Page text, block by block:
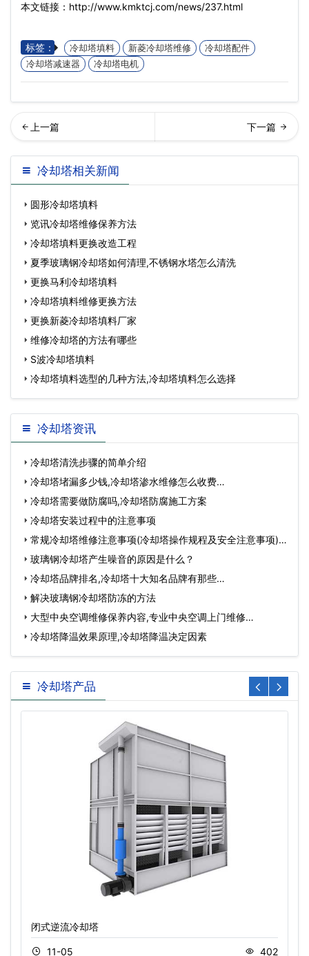
本文链接：http://www.kmktcj.com/news/237.html
标签： 冷却塔填料 新菱冷却塔维修
冷却塔配件
冷却塔减速器
冷却塔电机
季玻璃钢冷却塔如何清理,不
锈钢水塔怎么清…
讯冷却塔维修厂家
冷却塔相关新闻
圆形冷却塔填料
览讯冷却塔维修保养方法
冷却塔填料更换改造工程
夏季玻璃钢冷却塔如何清理,不锈钢水塔怎么清洗
更换马利冷却塔填料
冷却塔填料维修更换方法
更换新菱冷却塔填料厂家
维修冷却塔的方法有哪些
S波冷却塔填料
冷却塔填料选型的几种方法,冷却塔填料怎么选择
冷却塔资讯
冷却塔清洗步骤的简单介绍
冷却塔堵漏多少钱,冷却塔渗水维修怎么收费…
冷却塔需要做防腐吗,冷却塔防腐施工方案
冷却塔安装过程中的注意事项
常规冷却塔维修注意事项(冷却塔操作规程及安全注意事项)…
玻璃钢冷却塔产生噪音的原因是什么？
冷却塔品牌排名,冷却塔十大知名品牌有那些…
解决玻璃钢冷却塔防冻的方法
大型中央空调维修保养内容,专业中央空调上门维修…
冷却塔降温效果原理,冷却塔降温决定因素
冷却塔产品
闭式逆流冷却塔
11-05 402